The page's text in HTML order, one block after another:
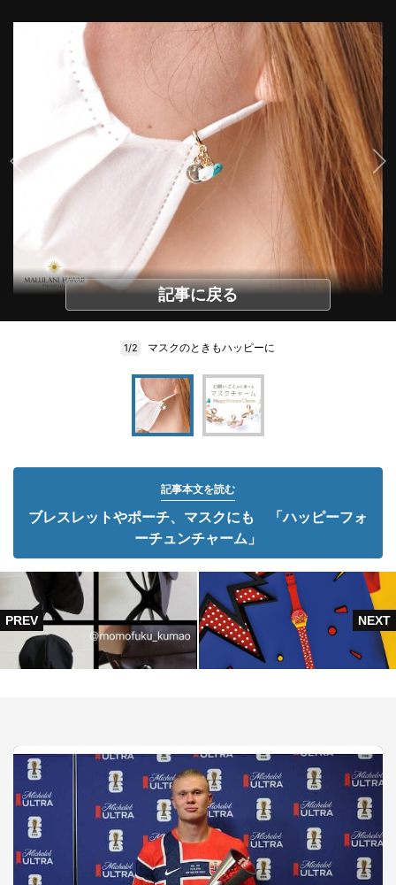
記事に戻る
1/2 マスクのときもハッピーに
記事本文を読む
ブレスレットやポーチ、マスクにも 「ハッピーフォ
ーチュンチャーム」